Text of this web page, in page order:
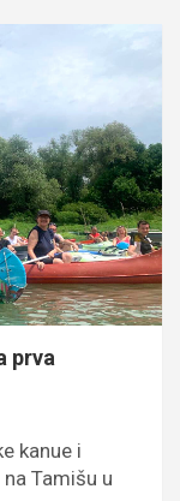
prva
kanue i
Tamišu u